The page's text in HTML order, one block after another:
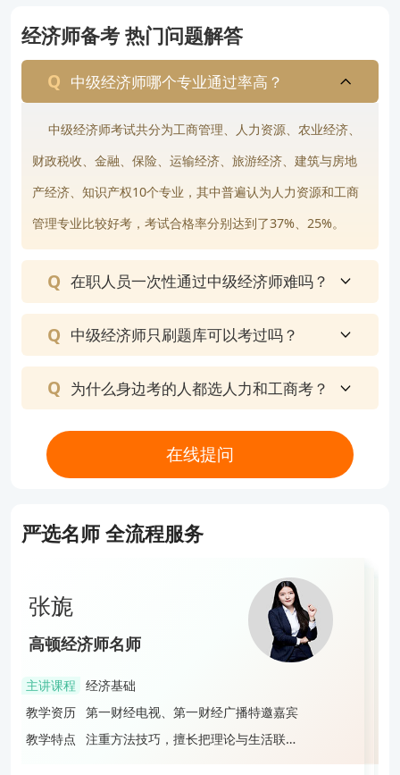
奏。高顿经济师团队全程护航，助力考生顺利取证，
冲刺职业进阶！
明“来源高顿教育”或“来源高顿网校”或“来源高顿”的所有作品，均为本
网站合法拥有版权的作品，未经本网站授权，任何媒体、网站、个人
在授权范围内使用，且使用时必须注明“来源高顿教育”或“来源高顿网
校”或“来源高顿”，并不得对作品中出现的“高顿”字样进行删减、替换
等。违反上述声明者，本网站将依法追究其法律责任。 本网站的部分
传递更多信息，并不意味着赞同其观点或证实其描述，本网站不对其
联系(邮箱fawu@gaodun.com，电话：021-31587497)，本网站核实
确认后会尽快予以处理。
报告编号：NO.20231022*****
经济师报名注意事项有哪些
【问题分析】您好，您所提出的是经济师报名相关的问题
查看完整报告
经济师备考 热门问题解答
中级经济师哪个专业通过率高？
中级经济师考试共分为工商管理、人力资源、农业经济、
财政税收、金融、保险、运输经济、旅游经济、建筑与房地
产经济、知识产权10个专业，其中普遍认为人力资源和工商
管理专业比较好考，考试合格率分别达到了37%、25%。
在职人员一次性通过中级经济师难吗？
中级经济师只刷题库可以考过吗？
为什么身边考的人都选人力和工商考？
在线提问
严选名师 全流程服务
张旎
高顿经济师名师
主讲课程
经济基础
教学资历 第一财经电视、第一财经广播特邀嘉宾
教学特点
注重方法技巧，擅长把理论与生活联
段飞飞
高顿经济师名师
主讲课程 工商管理
教学资历 985管理学硕士，中级经济师，中级会计
持证人
教学特点 旁征博引，语言风趣，深受学生好评
高顿经济师名师
主讲课程 财政税收
教学资历 拥有8年教育培训经验，打造多款财经证
书培训课程，服务超过3万名学员
教学特点 授课风格轻松明快，逻辑性强，善于激
主讲课程
教学资历 第一财经电视、第一财经广播特邀嘉宾
教学特点 注重方法技巧，擅长把理论与生活联